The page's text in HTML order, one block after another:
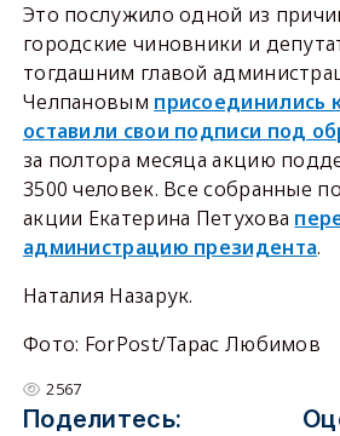
Это послужило одной из
городские чиновники и
тогдашним главой
Челпановым присоединились
оставили свои подписи под
за полтора месяца акцию
3500 человек. Все собранные
акции Екатерина Петухова
администрацию президента.
Наталия Назарук.
Фото: ForPost/Тарас Любимов
2567
Поделитесь: